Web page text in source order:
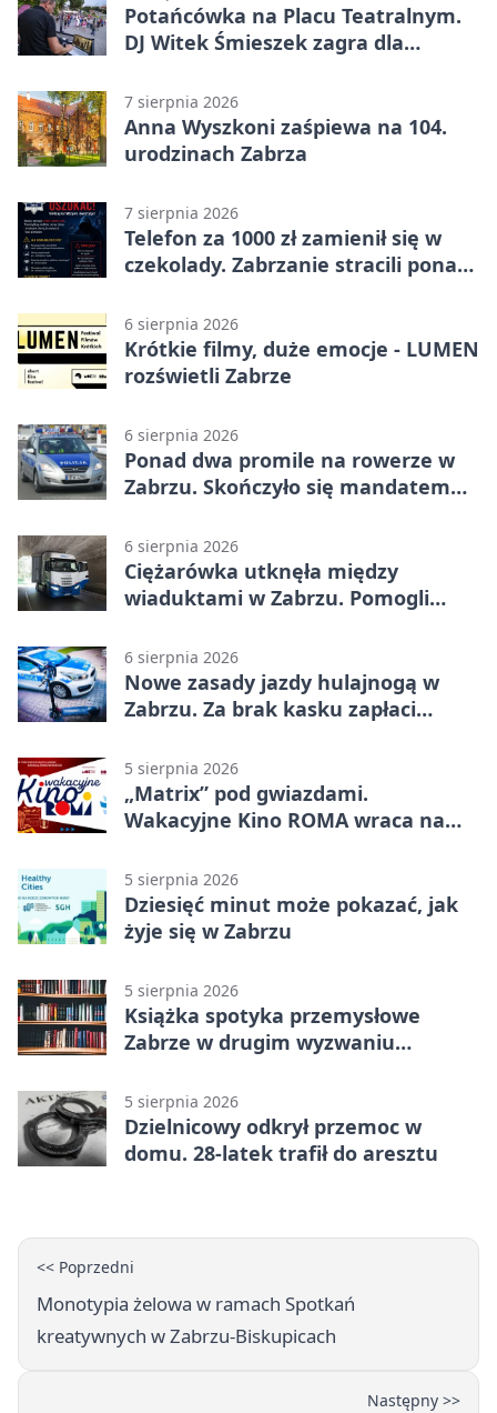
Potańcówka na Placu Teatralnym.
DJ Witek Śmieszek zagra dla
7 sierpnia 2026
Anna Wyszkoni zaśpiewa na 104.
urodzinach Zabrza
7 sierpnia 2026
Telefon za 1000 zł zamienił się w
czekolady. Zabrzanie stracili ponad
6 sierpnia 2026
Krótkie filmy, duże emocje - LUMEN
rozświetli Zabrze
6 sierpnia 2026
Ponad dwa promile na rowerze w
Zabrzu. Skończyło się mandatem
6 sierpnia 2026
Ciężarówka utknęła między
wiaduktami w Zabrzu. Pomogli
6 sierpnia 2026
Nowe zasady jazdy hulajnogą w
Zabrzu. Za brak kasku zapłaci
5 sierpnia 2026
„Matrix” pod gwiazdami.
Wakacyjne Kino ROMA wraca na
5 sierpnia 2026
Dziesięć minut może pokazać, jak
żyje się w Zabrzu
5 sierpnia 2026
Książka spotyka przemysłowe
Zabrze w drugim wyzwaniu
5 sierpnia 2026
Dzielnicowy odkrył przemoc w
domu. 28-latek trafił do aresztu
<< Poprzedni
Monotypia żelowa w ramach Spotkań
kreatywnych w Zabrzu-Biskupicach
Następny >>